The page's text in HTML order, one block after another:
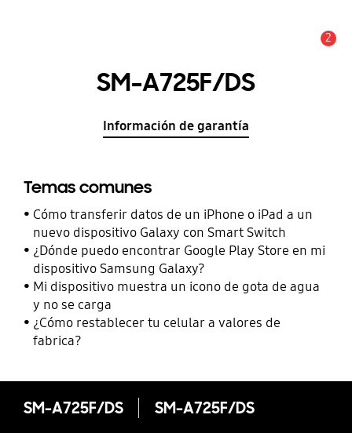
2
SM-A725F/DS
Información de garantía
Temas comunes
Cómo transferir datos de un iPhone o iPad a un
nuevo dispositivo Galaxy con Smart Switch
¿Dónde puedo encontrar Google Play Store en mi
dispositivo Samsung Galaxy?
Mi dispositivo muestra un icono de gota de agua
y no se carga
¿Cómo restablecer tu celular a valores de
fabrica?
SM-A725F/DS SM-A725F/DS